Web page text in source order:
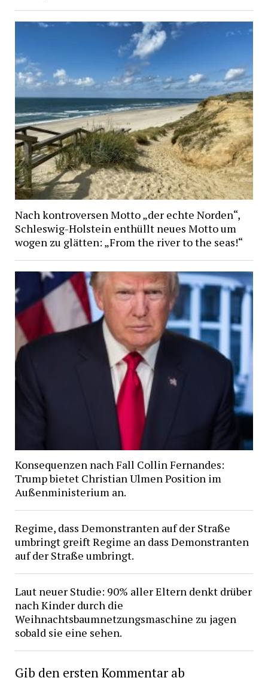
Nach kontroversen Motto „der echte Norden“,
Schleswig-Holstein enthüllt neues Motto um
wogen zu glätten: „From the river to the seas!“
Konsequenzen nach Fall Collin Fernandes:
Trump bietet Christian Ulmen Position im
Außenministerium an.
Regime, dass Demonstranten auf der Straße
umbringt greift Regime an dass Demonstranten
auf der Straße umbringt.
Laut neuer Studie: 90% aller Eltern denkt drüber
nach Kinder durch die
Weihnachtsbaumnetzungsmaschine zu jagen
sobald sie eine sehen.
Gib den ersten Kommentar ab